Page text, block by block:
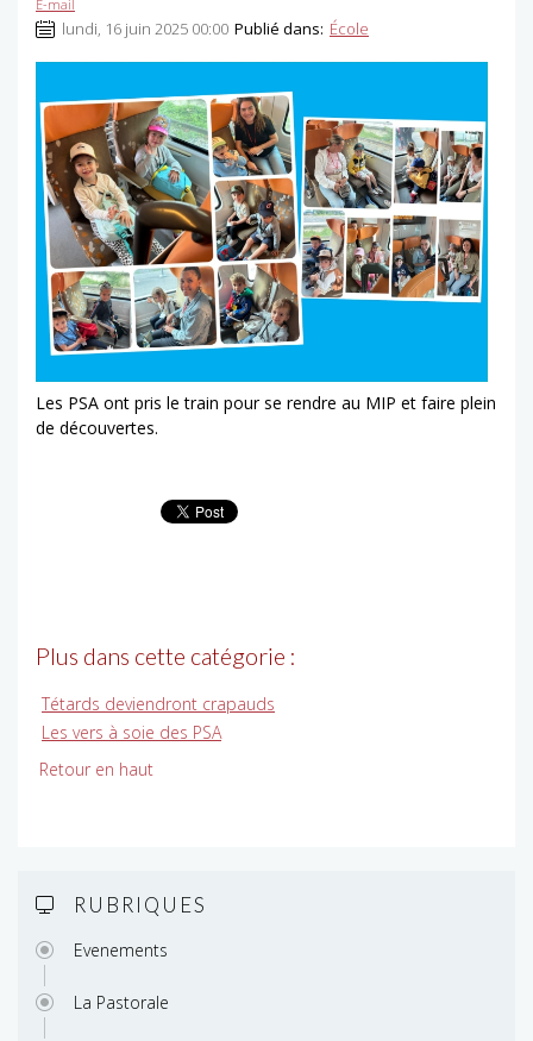
E-mail
lundi, 16 juin 2025 00:00 Publié dans: École
Les PSA ont pris le train pour se rendre au MIP et faire plein
de découvertes.
Plus dans cette catégorie :
Tétards deviendront crapauds
Les vers à soie des PSA
Retour en haut
RUBRIQUES
Evenements
La Pastorale